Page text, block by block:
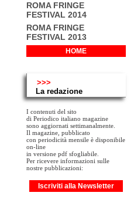
ROMA FRINGE
FESTIVAL 2014
ROMA FRINGE
FESTIVAL 2013
HOME
>>>
La redazione
I contenuti del sito
di Periodico italiano magazine
sono aggiornati settimanalmente.
Il magazine, pubblicato
con periodicità mensile è disponibile
on-line
in versione pdf sfogliabile.
Per ricevere informazioni sulle
nostre pubblicazioni:
Iscriviti alla Newsletter